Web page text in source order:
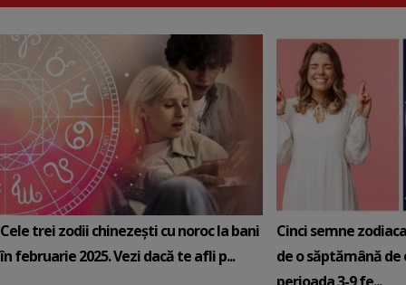
Cele trei zodii chinezești cu noroc la bani
în februarie 2025. Vezi dacă te afli p...
Cinci semne
de o săptămână de